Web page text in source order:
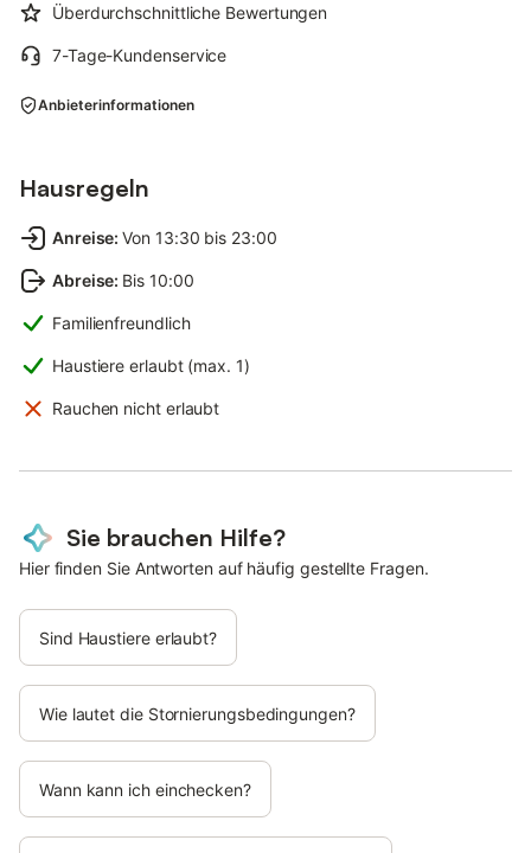
Überdurchschnittliche Bewertungen
7-Tage-Kundenservice
Anbieterinformationen
Hausregeln
Anreise: Von 13:30 bis 23:00
Abreise: Bis 10:00
Familienfreundlich
Haustiere erlaubt (max. 1)
Rauchen nicht erlaubt
Sie brauchen Hilfe?
Hier finden Sie Antworten auf häufig gestellte Fragen.
Sind Haustiere erlaubt?
Wie lautet die Stornierungsbedingungen?
Wann kann ich einchecken?